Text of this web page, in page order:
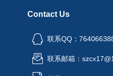
Contact Us
联系QQ：
联系邮箱：